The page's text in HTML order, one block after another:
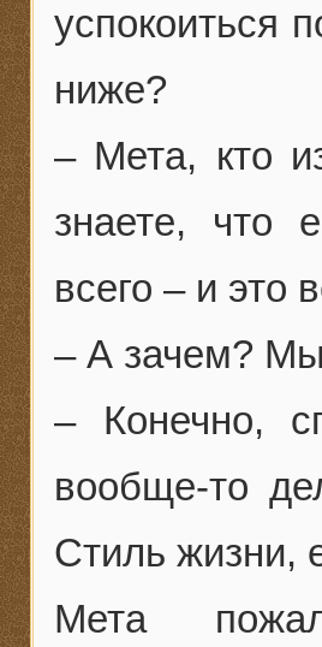
успокоиться
ниже?
– Мета, кто
знаете, что
всего – и это
– А зачем?
– Конечно,
вообще-то
Стиль жизни,
Мета